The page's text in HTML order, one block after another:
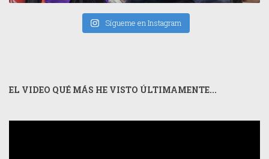
Sígueme en Instagram
EL VIDEO QUÉ MÁS HE VISTO ÚLTIMAMENTE...